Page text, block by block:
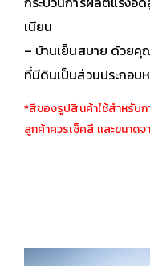
เนียน
– บ้านเย็นสบาย ด้วยคุ
ที่มีดินเป็นส่วนประกอบ
*สีของรูปสินค้าใช้สำหรับก
ลูกค้าควรเช็คสี เเละขนา